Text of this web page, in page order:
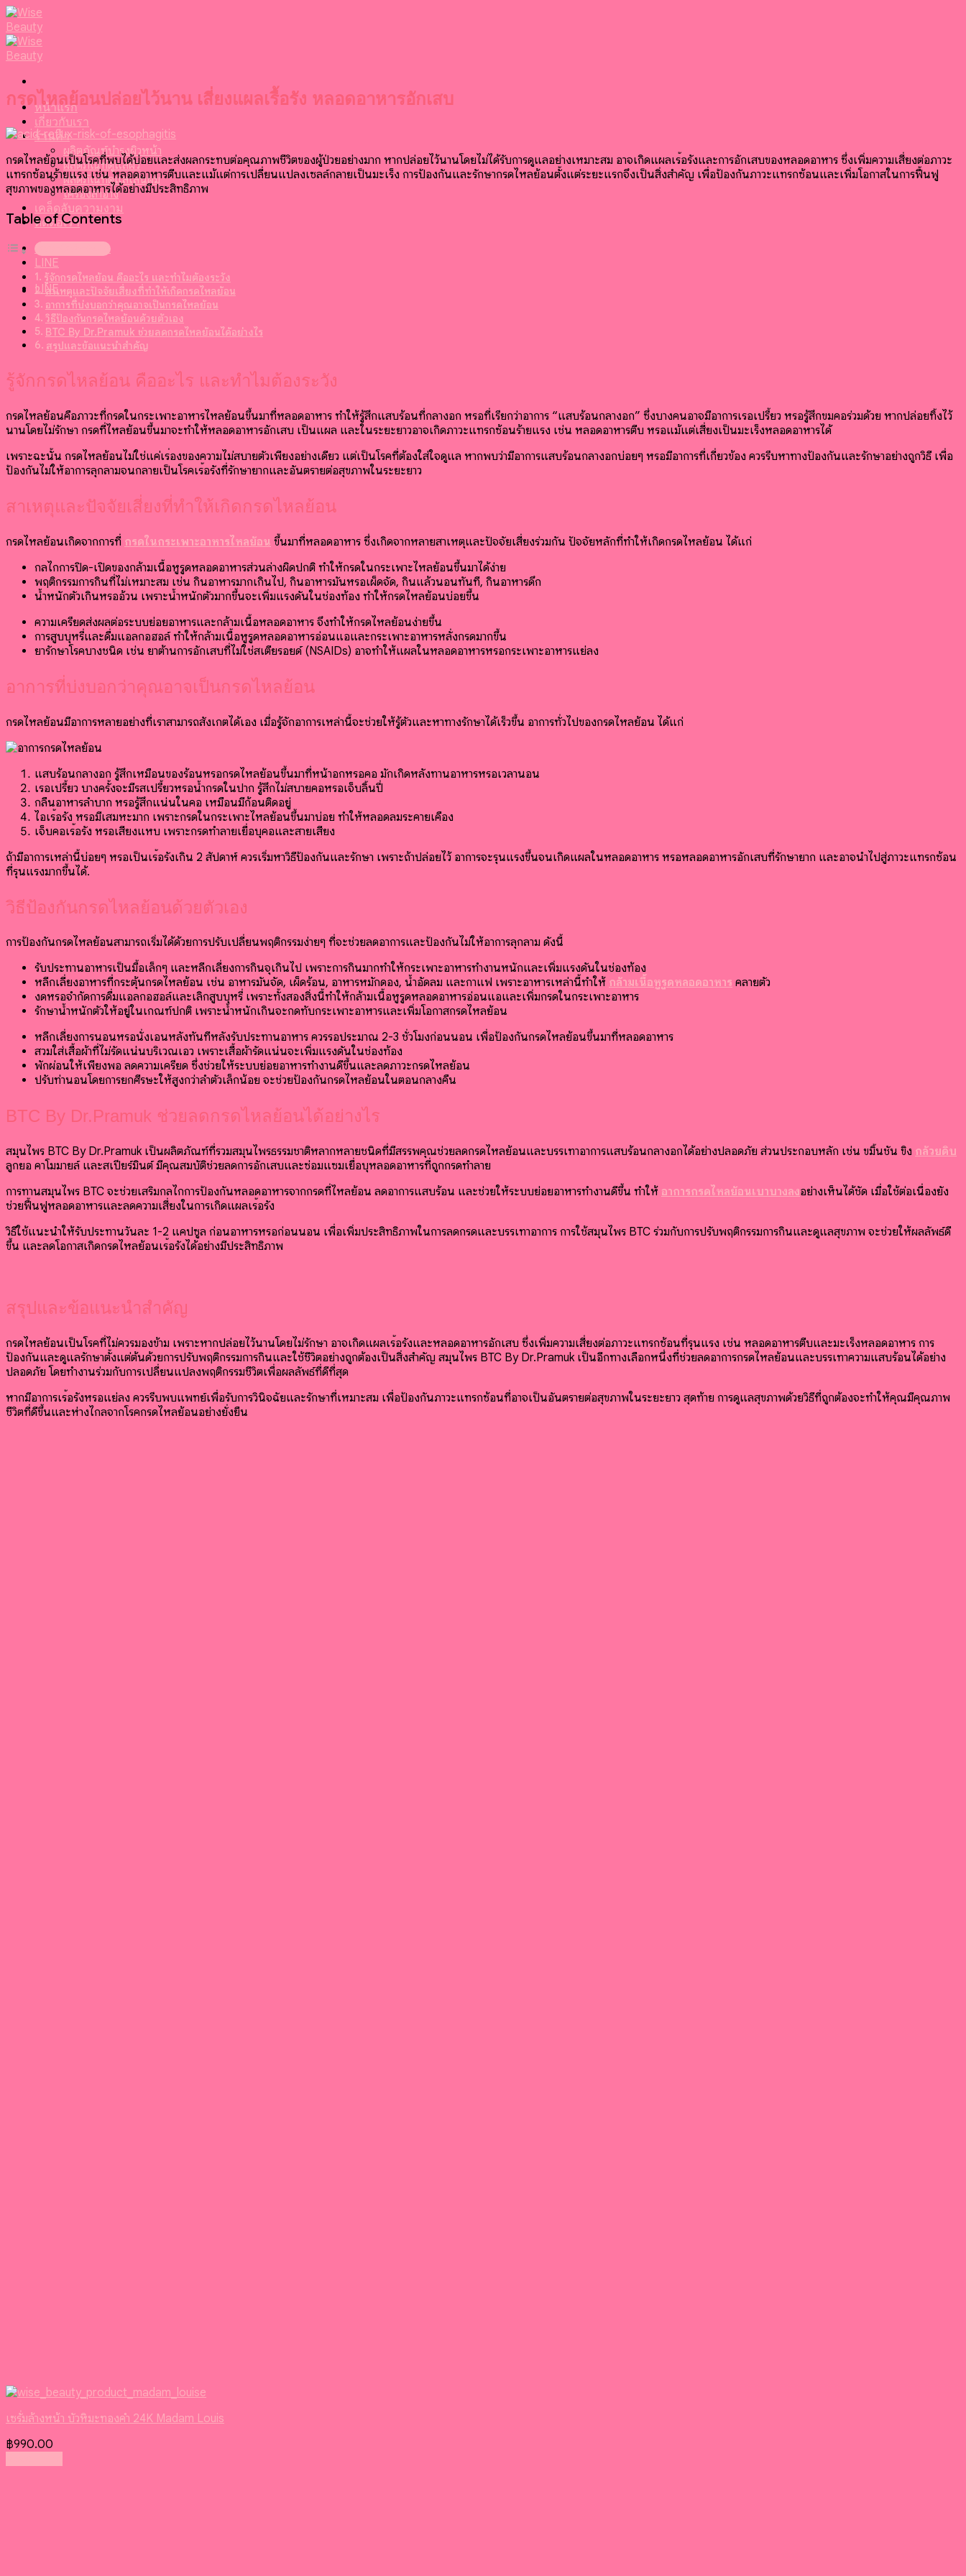
Skip
to
content
หน้าแรก
เกี่ยวกับเรา
ร้านค้า
ผลิตภัณฑ์บำรุงผิวหน้า
ผลิตภัณฑ์ดูแลผิว
ผลิตภัณฑ์ดูแลเส้นผม
เครื่องสำอาง
เคล็ดลับความงาม
ติดต่อเรา
099-095-6416
LINE
LINE
กรดไหลย้อนปล่อยไว้นาน เสี่ยงแผลเรื้อรัง หลอดอาหารอักเสบ
กรดไหลย้อนเป็นโรคที่พบได้บ่อยและส่งผลกระทบต่อคุณภาพชีวิตของผู้ป่วยอย่างมาก หากปล่อยไว้นานโดยไม่ได้รับการดูแลอย่างเหมาะสม อาจเกิดแผลเรื้อรังและการอักเสบของหลอดอาหาร ซึ่งเพิ่มความเสี่ยงต่อภาวะ
แทรกซ้อนร้ายแรง เช่น หลอดอาหารตีบและแม้แต่การเปลี่ยนแปลงเซลล์กลายเป็นมะเร็ง การป้องกันและรักษากรดไหลย้อนตั้งแต่ระยะแรกจึงเป็นสิ่งสำคัญ เพื่อป้องกันภาวะแทรกซ้อนและเพิ่มโอกาสในการฟื้นฟู
สุขภาพของหลอดอาหารได้อย่างมีประสิทธิภาพ
Table of Contents
รู้จักกรดไหลย้อน คืออะไร และทำไมต้องระวัง
สาเหตุและปัจจัยเสี่ยงที่ทำให้เกิดกรดไหลย้อน
อาการที่บ่งบอกว่าคุณอาจเป็นกรดไหลย้อน
วิธีป้องกันกรดไหลย้อนด้วยตัวเอง
BTC By Dr.Pramuk ช่วยลดกรดไหลย้อนได้อย่างไร
สรุปและข้อแนะนำสำคัญ
รู้จักกรดไหลย้อน คืออะไร และทำไมต้องระวัง
กรดไหลย้อนคือภาวะที่กรดในกระเพาะอาหารไหลย้อนขึ้นมาที่หลอดอาหาร ทำให้รู้สึกแสบร้อนที่กลางอก หรือที่เรียกว่าอาการ “แสบร้อนกลางอก” ซึ่งบางคนอาจมีอาการเรอเปรี้ยว หรือรู้สึกขมคอร่วมด้วย หากปล่อยทิ้งไว้
นานโดยไม่รักษา กรดที่ไหลย้อนขึ้นมาจะทำให้หลอดอาหารอักเสบ เป็นแผล และในระยะยาวอาจเกิดภาวะแทรกซ้อนร้ายแรง เช่น หลอดอาหารตีบ หรือแม้แต่เสี่ยงเป็นมะเร็งหลอดอาหารได้
เพราะฉะนั้น กรดไหลย้อนไม่ใช่แค่เรื่องของความไม่สบายตัวเพียงอย่างเดียว แต่เป็นโรคที่ต้องใส่ใจดูแล หากพบว่ามีอาการแสบร้อนกลางอกบ่อยๆ หรือมีอาการที่เกี่ยวข้อง ควรรีบหาทางป้องกันและรักษาอย่างถูกวิธี เพื่อ
ป้องกันไม่ให้อาการลุกลามจนกลายเป็นโรคเรื้อรังที่รักษายากและอันตรายต่อสุขภาพในระยะยาว
สาเหตุและปัจจัยเสี่ยงที่ทำให้เกิดกรดไหลย้อน
กรดไหลย้อนเกิดจากการที่ กรดในกระเพาะอาหารไหลย้อน ขึ้นมาที่หลอดอาหาร ซึ่งเกิดจากหลายสาเหตุและปัจจัยเสี่ยงร่วมกัน ปัจจัยหลักที่ทำให้เกิดกรดไหลย้อน ได้แก่
กลไกการปิด-เปิดของกล้ามเนื้อหูรูดหลอดอาหารส่วนล่างผิดปกติ ทำให้กรดในกระเพาะไหลย้อนขึ้นมาได้ง่าย
พฤติกรรมการกินที่ไม่เหมาะสม เช่น กินอาหารมากเกินไป, กินอาหารมันหรือเผ็ดจัด, กินแล้วนอนทันที, กินอาหารดึก
น้ำหนักตัวเกินหรืออ้วน เพราะน้ำหนักตัวมากขึ้นจะเพิ่มแรงดันในช่องท้อง ทำให้กรดไหลย้อนบ่อยขึ้น
ความเครียดส่งผลต่อระบบย่อยอาหารและกล้ามเนื้อหลอดอาหาร จึงทำให้กรดไหลย้อนง่ายขึ้น
การสูบบุหรี่และดื่มแอลกอฮอล์ ทำให้กล้ามเนื้อหูรูดหลอดอาหารอ่อนแอและกระเพาะอาหารหลั่งกรดมากขึ้น
ยารักษาโรคบางชนิด เช่น ยาต้านการอักเสบที่ไม่ใช่สเตียรอยด์ (NSAIDs) อาจทำให้แผลในหลอดอาหารหรือกระเพาะอาหารแย่ลง
อาการที่บ่งบอกว่าคุณอาจเป็นกรดไหลย้อน
กรดไหลย้อนมีอาการหลายอย่างที่เราสามารถสังเกตได้เอง เมื่อรู้จักอาการเหล่านี้จะช่วยให้รู้ตัวและหาทางรักษาได้เร็วขึ้น อาการทั่วไปของกรดไหลย้อน ได้แก่
แสบร้อนกลางอก รู้สึกเหมือนของร้อนหรือกรดไหลย้อนขึ้นมาที่หน้าอกหรือคอ มักเกิดหลังทานอาหารหรือเวลานอน
เรอเปรี้ยว บางครั้งจะมีรสเปรี้ยวหรือน้ำกรดในปาก รู้สึกไม่สบายคอหรือเจ็บลิ้นปี่
กลืนอาหารลำบาก หรือรู้สึกแน่นในคอ เหมือนมีก้อนติดอยู่
ไอเรื้อรัง หรือมีเสมหะมาก เพราะกรดในกระเพาะไหลย้อนขึ้นมาบ่อย ทำให้หลอดลมระคายเคือง
เจ็บคอเรื้อรัง หรือเสียงแหบ เพราะกรดทำลายเยื่อบุคอและสายเสียง
ถ้ามีอาการเหล่านี้บ่อยๆ หรือเป็นเรื้อรังเกิน 2 สัปดาห์ ควรเริ่มหาวิธีป้องกันและรักษา เพราะถ้าปล่อยไว้ อาการจะรุนแรงขึ้นจนเกิดแผลในหลอดอาหาร หรือหลอดอาหารอักเสบที่รักษายาก และอาจนำไปสู่ภาวะแทรกซ้อน
ที่รุนแรงมากขึ้นได้.
วิธีป้องกันกรดไหลย้อนด้วยตัวเอง
การป้องกันกรดไหลย้อนสามารถเริ่มได้ด้วยการปรับเปลี่ยนพฤติกรรมง่ายๆ ที่จะช่วยลดอาการและป้องกันไม่ให้อาการลุกลาม ดังนี้
รับประทานอาหารเป็นมื้อเล็กๆ และหลีกเลี่ยงการกินจุเกินไป เพราะการกินมากทำให้กระเพาะอาหารทำงานหนักและเพิ่มแรงดันในช่องท้อง
หลีกเลี่ยงอาหารที่กระตุ้นกรดไหลย้อน เช่น อาหารมันจัด, เผ็ดร้อน, อาหารหมักดอง, น้ำอัดลม และกาแฟ เพราะอาหารเหล่านี้ทำให้ กล้ามเนื้อหูรูดหลอดอาหาร คลายตัว
งดหรือจำกัดการดื่มแอลกอฮอล์และเลิกสูบบุหรี่ เพราะทั้งสองสิ่งนี้ทำให้กล้ามเนื้อหูรูดหลอดอาหารอ่อนแอและเพิ่มกรดในกระเพาะอาหาร
รักษาน้ำหนักตัวให้อยู่ในเกณฑ์ปกติ เพราะน้ำหนักเกินจะกดทับกระเพาะอาหารและเพิ่มโอกาสกรดไหลย้อน
หลีกเลี่ยงการนอนหรือนั่งเอนหลังทันทีหลังรับประทานอาหาร ควรรอประมาณ 2-3 ชั่วโมงก่อนนอน เพื่อป้องกันกรดไหลย้อนขึ้นมาที่หลอดอาหาร
สวมใส่เสื้อผ้าที่ไม่รัดแน่นบริเวณเอว เพราะเสื้อผ้ารัดแน่นจะเพิ่มแรงดันในช่องท้อง
พักผ่อนให้เพียงพอ ลดความเครียด ซึ่งช่วยให้ระบบย่อยอาหารทำงานดีขึ้นและลดภาวะกรดไหลย้อน
ปรับท่านอนโดยการยกศีรษะให้สูงกว่าลำตัวเล็กน้อย จะช่วยป้องกันกรดไหลย้อนในตอนกลางคืน
BTC By Dr.Pramuk ช่วยลดกรดไหลย้อนได้อย่างไร
สมุนไพร BTC By Dr.Pramuk เป็นผลิตภัณฑ์ที่รวมสมุนไพรธรรมชาติหลากหลายชนิดที่มีสรรพคุณช่วยลดกรดไหลย้อนและบรรเทาอาการแสบร้อนกลางอกได้อย่างปลอดภัย ส่วนประกอบหลัก เช่น ขมิ้นชัน ขิง กล้วยดิบ
ลูกยอ คาโมมายล์ และสเปียร์มินต์ มีคุณสมบัติช่วยลดการอักเสบและซ่อมแซมเยื่อบุหลอดอาหารที่ถูกกรดทำลาย
การทานสมุนไพร BTC จะช่วยเสริมกลไกการป้องกันหลอดอาหารจากกรดที่ไหลย้อน ลดอาการแสบร้อน และช่วยให้ระบบย่อยอาหารทำงานดีขึ้น ทำให้ อาการกรดไหลย้อนเบาบางลงอย่างเห็นได้ชัด เมื่อใช้ต่อเนื่องยัง
ช่วยฟื้นฟูหลอดอาหารและลดความเสี่ยงในการเกิดแผลเรื้อรัง
วิธีใช้แนะนำให้รับประทานวันละ 1-2 แคปซูล ก่อนอาหารหรือก่อนนอน เพื่อเพิ่มประสิทธิภาพในการลดกรดและบรรเทาอาการ การใช้สมุนไพร BTC ร่วมกับการปรับพฤติกรรมการกินและดูแลสุขภาพ จะช่วยให้ผลลัพธ์ดี
ขึ้น และลดโอกาสเกิดกรดไหลย้อนเรื้อรังได้อย่างมีประสิทธิภาพ
สรุปและข้อแนะนำสำคัญ
กรดไหลย้อนเป็นโรคที่ไม่ควรมองข้าม เพราะหากปล่อยไว้นานโดยไม่รักษา อาจเกิดแผลเรื้อรังและหลอดอาหารอักเสบ ซึ่งเพิ่มความเสี่ยงต่อภาวะแทรกซ้อนที่รุนแรง เช่น หลอดอาหารตีบและมะเร็งหลอดอาหาร การ
ป้องกันและดูแลรักษาตั้งแต่ต้นด้วยการปรับพฤติกรรมการกินและใช้ชีวิตอย่างถูกต้องเป็นสิ่งสำคัญ สมุนไพร BTC By Dr.Pramuk เป็นอีกทางเลือกหนึ่งที่ช่วยลดอาการกรดไหลย้อนและบรรเทาความแสบร้อนได้อย่าง
ปลอดภัย โดยทำงานร่วมกับการเปลี่ยนแปลงพฤติกรรมชีวิตเพื่อผลลัพธ์ที่ดีที่สุด
หากมีอาการเรื้อรังหรือแย่ลง ควรรีบพบแพทย์เพื่อรับการวินิจฉัยและรักษาที่เหมาะสม เพื่อป้องกันภาวะแทรกซ้อนที่อาจเป็นอันตรายต่อสุขภาพในระยะยาว สุดท้าย การดูแลสุขภาพด้วยวิธีที่ถูกต้องจะทำให้คุณมีคุณภาพ
ชีวิตที่ดีขึ้นและห่างไกลจากโรคกรดไหลย้อนอย่างยั่งยืน
เซรั่มล้างหน้า บัวหิมะทองคํา 24K Madam Louis
฿990.00